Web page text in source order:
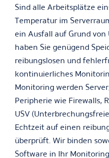
Sind alle Arbeitsplätze
Temperatur im
ein Ausfall auf Grund
haben Sie genügend
reibungslosen und
kontinuierliches
Monitoring werden
Peripherie wie Firewalls,
USV
Echtzeit auf einen
überprüft. Wir binden
Software in Ihr